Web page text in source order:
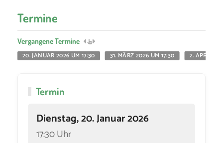
Termine
Vergangene Termine
20. JANUAR 2026 UM 17:30
31. MÄRZ 2026 UM 17:30 2. APRIL
Termin
Dienstag, 20. Januar 2026
17:30 Uhr